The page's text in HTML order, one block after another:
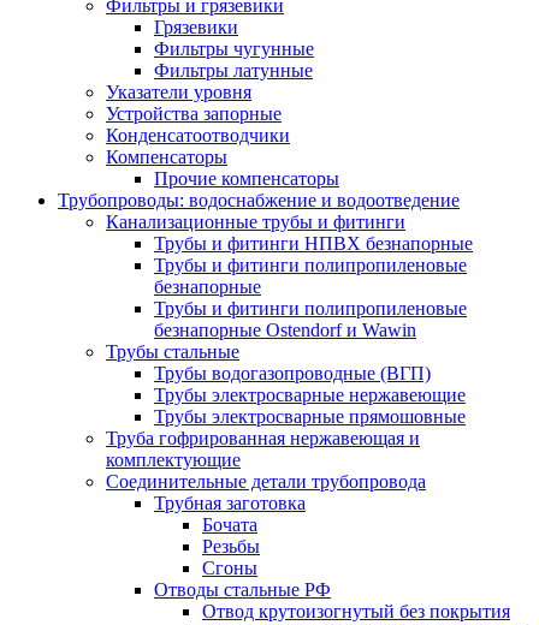
Фильтры и грязевики
Грязевики
Фильтры чугунные
Фильтры латунные
Указатели уровня
Устройства запорные
Конденсатоотводчики
Компенсаторы
Прочие компенсаторы
Трубопроводы: водоснабжение и водоотведение
Канализационные трубы и фитинги
Трубы и фитинги НПВХ безнапорные
Трубы и фитинги полипропиленовые
безнапорные
Трубы и фитинги полипропиленовые
безнапорные Ostendorf и Wawin
Трубы стальные
Трубы водогазопроводные (ВГП)
Трубы электросварные нержавеющие
Трубы электросварные прямошовные
Труба гофрированная нержавеющая и
комплектующие
Соединительные детали трубопровода
Трубная заготовка
Бочата
Резьбы
Сгоны
Отводы стальные РФ
Отвод крутоизогнутый без покрытия